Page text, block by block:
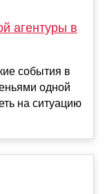
агентуры в
события в
одной
на ситуацию